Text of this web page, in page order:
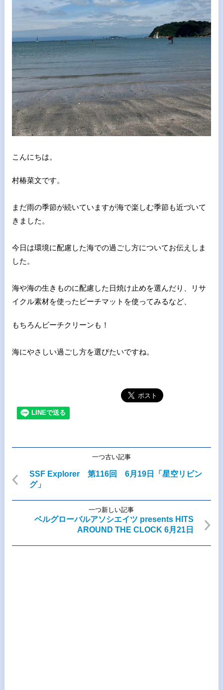
こんにちは。
村椿菜文です。
まだ雨の季節が続いていますが海で楽しむ季節も近づいて
きました。
今日は環境に配慮した海での過ごし方についてお伝えしま
した。
海や海の生きものに配慮した日焼け止めを選んだり、リサ
イクル素材を使ったビーチマットを使ってみるなど、
もちろんビーチクリーンも！
海にやさしい過ごし方を選びたいですね。
一つ古い記事
SSF Explorer 第116回 6月19日「星空リビン
グ」
一つ新しい記事
ベルグローバルアソシエイツ presents HITS
AROUND THE CLOCK 6月21日